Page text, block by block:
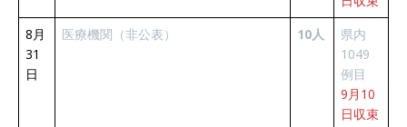
8月
31
日
医療機関（非公表） 10人
県内
1049
例目
9月10
日収束